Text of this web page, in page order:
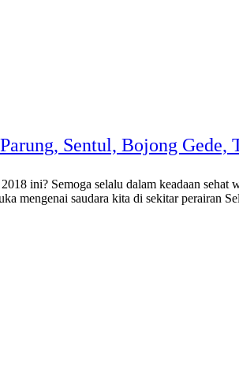
Sentul, Bojong Gede,
ini? Semoga selalu dalam keadaan sehat
mengenai saudara kita di sekitar perairan